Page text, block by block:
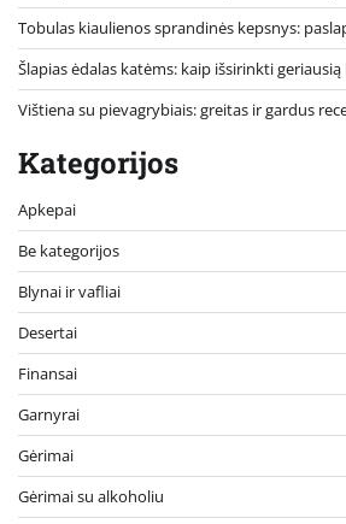
Tobulas kiaulienos sprandinės kepsnys:
Šlapias ėdalas katėms: kaip išsirinkti
Vištiena su pievagrybiais: greitas ir gardus
Kategorijos
Apkepai
Be kategorijos
Blynai ir vafliai
Desertai
Finansai
Garnyrai
Gėrimai
Gėrimai su alkoholiu